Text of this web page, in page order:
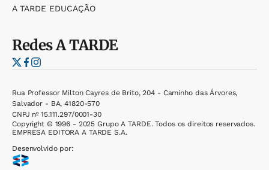
A TARDE EDUCAÇÃO
RedesA TARDE
Rua Professor Milton Cayres de Brito, 204 - Caminho das Árvores,
Salvador - BA, 41820-570
CNPJ nº 15.111.297/0001-30
Copyright © 1996 - 2025 Grupo A TARDE. Todos os direitos reservados.
EMPRESA EDITORA A TARDE S.A.
Desenvolvido por: